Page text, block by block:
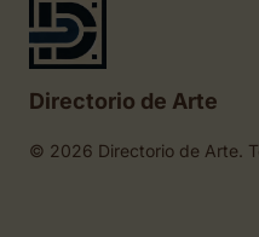
Directorio de Arte
© 2026 Directorio de Arte.